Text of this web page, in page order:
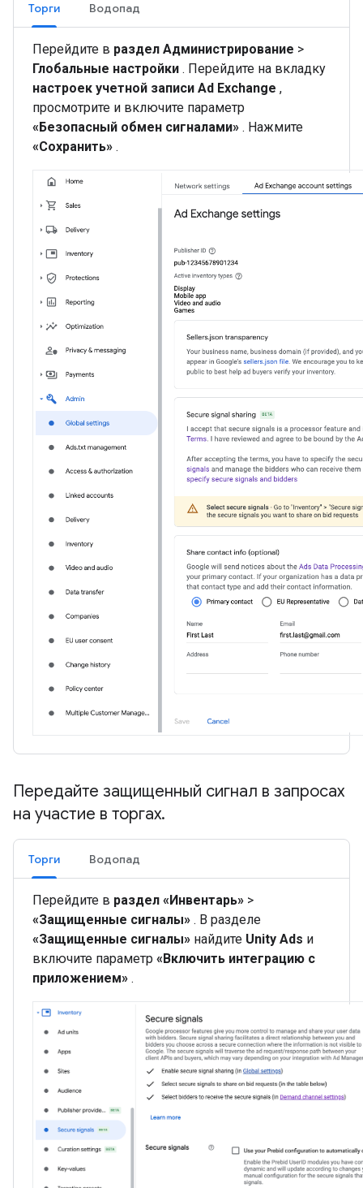
Торги Водопад
Перейдите в раздел Администрирование >
Глобальные настройки . Перейдите на вкладку
настроек учетной записи Ad Exchange ,
просмотрите и включите параметр
«Безопасный обмен сигналами» . Нажмите
«Сохранить» .
Передайте защищенный сигнал в запросах
на участие в торгах.
Торги Водопад
Перейдите в раздел «Инвентарь» >
«Защищенные сигналы» . В разделе
«Защищенные сигналы» найдите Unity Ads и
включите параметр «Включить интеграцию с
приложением» .